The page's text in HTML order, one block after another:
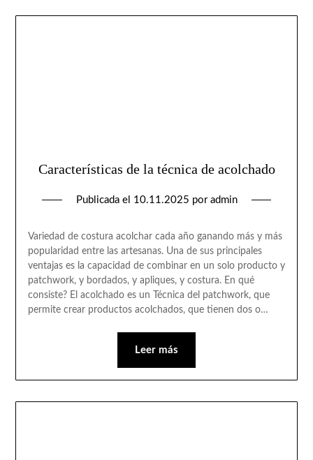
Características de la técnica de acolchado
Publicada el 10.11.2025 por admin
Variedad de costura acolchar cada año ganando más y más
popularidad entre las artesanas. Una de sus principales
ventajas es la capacidad de combinar en un solo producto y
patchwork, y bordados, y apliques, y costura. En qué
consiste? El acolchado es un Técnica del patchwork, que
permite crear productos acolchados, que tienen dos o…
Leer más